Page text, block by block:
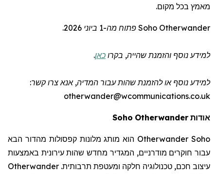
מאמץ בכל מקום.
Otherwander
Soho פתוח מה-1 ביוני 2026.
למידע נוסף והזמנת שהייה, בקרו כאן.
למידע נוסף או להזמנת שהותעבור המדיה, אנא צרו קשר:
otherwander@wcommunications.co.uk
אודות Otherwander
Soho
Otherwander Soho הוא מותג מלונות קפסולות מהדור הבא
עבור חוקרים מודרניים, המגדיר מחדש שהות עירונית באמצעות
עיצוב חכם, טכנולוגיה חלקה ומעטפת תרבותית. Otherwander